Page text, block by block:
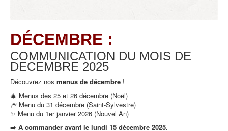
DÉCEMBRE :
COMMUNICATION DU MOIS DE
DECEMBRE 2025
Découvrez nos menus de décembre !
🎄 Menus des 25 et 26 décembre (Noël)
🎆 Menu du 31 décembre (Saint-Sylvestre)
✨ Menu du 1er janvier 2026 (Nouvel An)
➡️ À commander avant le lundi 15 décembre 2025.